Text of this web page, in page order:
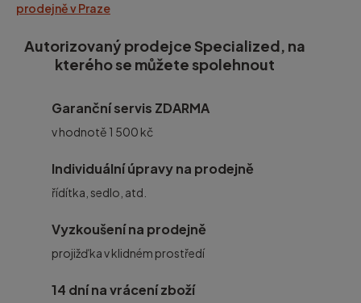
prodejně v Praze
Autorizovaný prodejce Specialized, na
kterého se můžete spolehnout
Garanční servis ZDARMA
v hodnotě 1 500 kč
Individuální úpravy na prodejně
řídítka, sedlo, atd.
Vyzkoušení na prodejně
projižďka v klidném prostředí
14 dní na vrácení zboží